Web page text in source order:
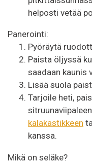
helposti vetää
Panerointi:
Pyöräytä
Paista öljyssä
saadaan kaunis
Lisää suola
Tarjoile heti,
kalakastikkeen
kanssa.
Mikä on seläke?